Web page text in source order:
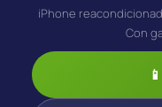
iPhone
Con